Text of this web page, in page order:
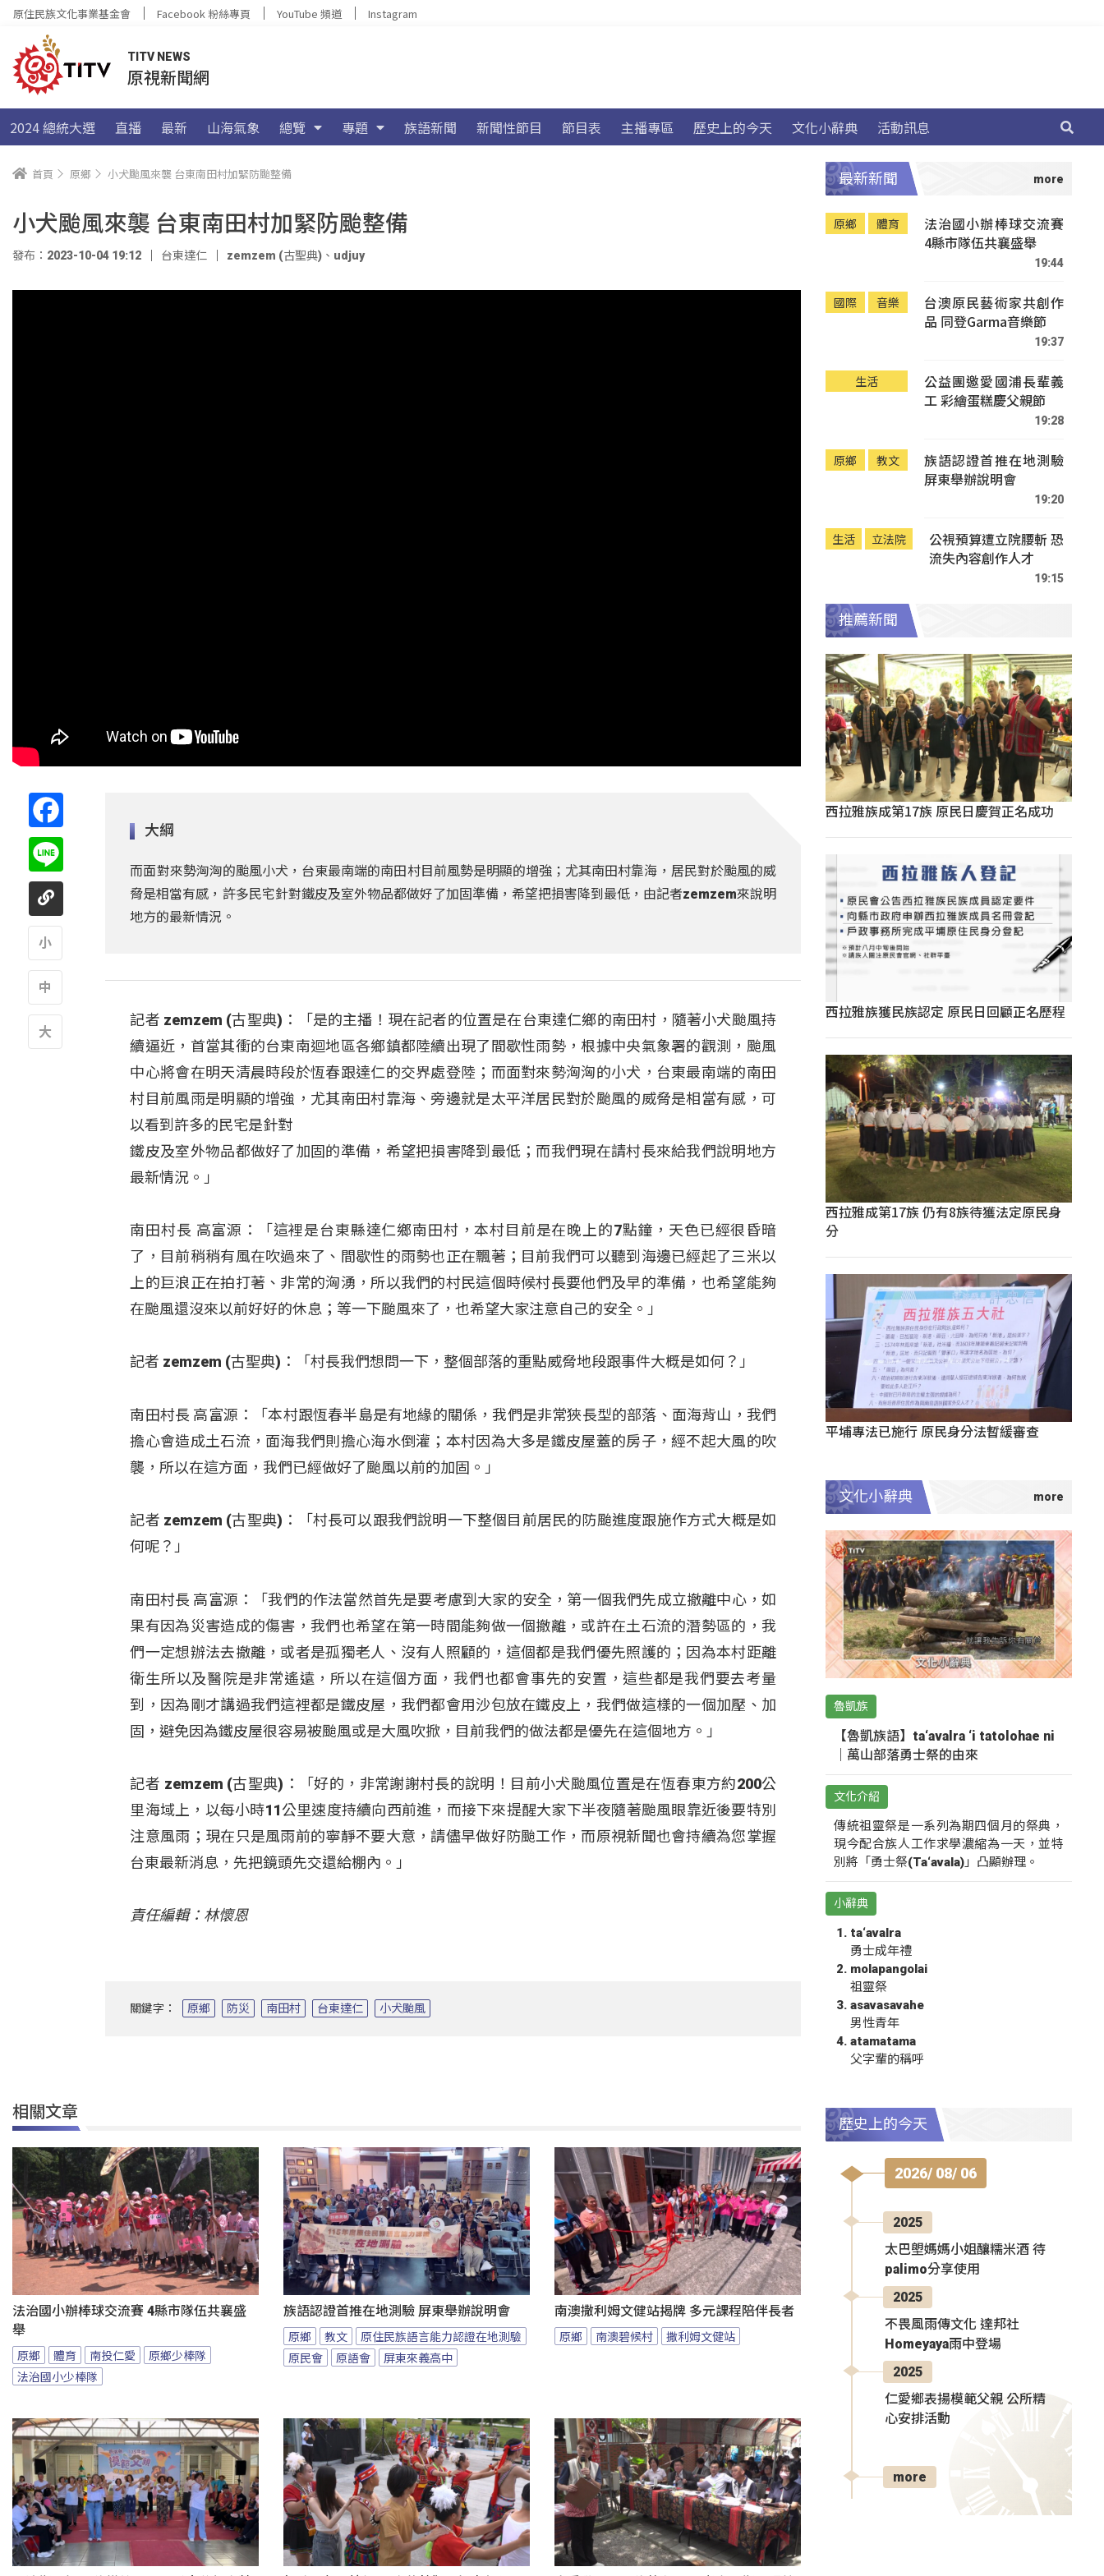
原住民族文化事業基金會 Facebook 粉絲專頁 YouTube 頻道 Instagram
TITV NEWS
原視新聞網
2024 總統大選 直播 最新 山海氣象 總覽 專題 族語新聞 新聞性節目 節目表 主播專區 歷史上的今天 文化小辭典 活動訊息
首頁 原鄉 小犬颱風來襲 台東南田村加緊防颱整備
小犬颱風來襲 台東南田村加緊防颱整備
發布：2023-10-04 19:12 台東達仁 zemzem (古聖典) 、 udjuy
大綱
而面對來勢洶洶的颱風小犬，台東最南端的南田村目前風勢是明顯的增強；尤其南田村靠海，居民對於颱風的威
脅是相當有感，許多民宅針對鐵皮及室外物品都做好了加固準備，希望把損害降到最低，由記者zemzem來說明
地方的最新情況。
記者 zemzem (古聖典)：「是的主播！現在記者的位置是在台東達仁鄉的南田村，隨著小犬颱風持
續逼近，首當其衝的台東南迴地區各鄉鎮都陸續出現了間歇性雨勢，根據中央氣象署的觀測，颱風
中心將會在明天清晨時段於恆春跟達仁的交界處登陸；而面對來勢洶洶的小犬，台東最南端的南田
村目前風雨是明顯的增強，尤其南田村靠海、旁邊就是太平洋居民對於颱風的威脅是相當有感，可
以看到許多的民宅是針對
鐵皮及室外物品都做好了加固的準備，希望把損害降到最低；而我們現在請村長來給我們說明地方
最新情況。」
南田村長 高富源：「這裡是台東縣達仁鄉南田村，本村目前是在晚上的7點鐘，天色已經很昏暗
了，目前稍稍有風在吹過來了、間歇性的雨勢也正在飄著；目前我們可以聽到海邊已經起了三米以
上的巨浪正在拍打著、非常的洶湧，所以我們的村民這個時候村長要他們及早的準備，也希望能夠
在颱風還沒來以前好好的休息；等一下颱風來了，也希望大家注意自己的安全。」
記者 zemzem (古聖典)：「村長我們想問一下，整個部落的重點威脅地段跟事件大概是如何？」
南田村長 高富源：「本村跟恆春半島是有地緣的關係，我們是非常狹長型的部落、面海背山，我們
擔心會造成土石流，面海我們則擔心海水倒灌；本村因為大多是鐵皮屋蓋的房子，經不起大風的吹
襲，所以在這方面，我們已經做好了颱風以前的加固。」
記者 zemzem (古聖典)：「村長可以跟我們說明一下整個目前居民的防颱進度跟施作方式大概是如
何呢？」
南田村長 高富源：「我們的作法當然首先是要考慮到大家的安全，第一個我們先成立撤離中心，如
果有因為災害造成的傷害，我們也希望在第一時間能夠做一個撤離，或許在土石流的潛勢區的，我
們一定想辦法去撤離，或者是孤獨老人、沒有人照顧的，這個都是我們優先照護的；因為本村距離
衛生所以及醫院是非常遙遠，所以在這個方面，我們也都會事先的安置，這些都是我們要去考量
到，因為剛才講過我們這裡都是鐵皮屋，我們都會用沙包放在鐵皮上，我們做這樣的一個加壓、加
固，避免因為鐵皮屋很容易被颱風或是大風吹掀，目前我們的做法都是優先在這個地方。」
記者 zemzem (古聖典)：「好的，非常謝謝村長的說明！目前小犬颱風位置是在恆春東方約200公
里海域上，以每小時11公里速度持續向西前進，而接下來提醒大家下半夜隨著颱風眼靠近後要特別
注意風雨；現在只是風雨前的寧靜不要大意，請儘早做好防颱工作，而原視新聞也會持續為您掌握
台東最新消息，先把鏡頭先交還給棚內。」
責任編輯：林懷恩
關鍵字： 原鄉 防災 南田村 台東達仁 小犬颱風
相關文章
法治國小辦棒球交流賽 4縣市隊伍共襄盛
舉
原鄉 體育 南投仁愛
原鄉少棒隊
法治國小少棒隊
族語認證首推在地測驗 屏東舉辦說明會
原鄉 教文
原住民族語言能力認證在地測驗
原民會
原語會 屏東來義高中
南澳撒利姆文健站揭牌 多元課程陪伴長者
原鄉 南澳碧候村 撒利姆文健站
最新新聞
原鄉 體育
法治國小辦棒球交流賽
4縣市隊伍共襄盛舉
19:44
國際 音樂
台澳原民藝術家共創作
品 同登Garma音樂節
19:37
生活
公益團邀愛國浦長輩義
工 彩繪蛋糕慶父親節
19:28
原鄉 教文
族語認證首推在地測驗
屏東舉辦說明會
19:20
生活 立法院
公視預算遭立院腰斬 恐
流失內容創作人才
19:15
推薦新聞
西拉雅族成第17族 原民日慶賀正名成功
西拉雅族獲民族認定 原民日回顧正名歷程
西拉雅成第17族 仍有8族待獲法定原民身
分
平埔專法已施行 原民身分法暫緩審查
文化小辭典
魯凱族
【魯凱族語】ta‘avalra ‘i tatolohae ni
｜萬山部落勇士祭的由來
文化介紹
傳統祖靈祭是一系列為期四個月的祭典，
現今配合族人工作求學濃縮為一天，並特
別將「勇士祭(Ta‘avala)」凸顯辦理。
小辭典
ta‘avalra
勇士成年禮
molapangolai
祖靈祭
asavasavahe
男性青年
atamatama
父字輩的稱呼
歷史上的今天
2026/ 08/ 06
2025
太巴塱媽媽小姐釀糯米酒 待
palimo分享使用
2025
不畏風雨傳文化 達邦社
Homeyaya雨中登場
2025
仁愛鄉表揚模範父親 公所精
心安排活動
more